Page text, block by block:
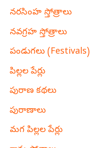
నరసింహ స్తోత్రాలు
నవగ్రహ స్తోత్రాలు
పండుగలు (Festivals)
పిల్లల పేర్లు
పురాణ కథలు
పురాణాలు
మగ పిల్లల పేర్లు